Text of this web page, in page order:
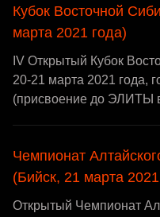
Кубок Восточной
марта 2021 года)
IV Открытый Кубок
20-21 марта 2021 года,
(присвоение до ЭЛИТЫ
Чемпионат
(Бийск, 21 марта
Открытый Чемпионат